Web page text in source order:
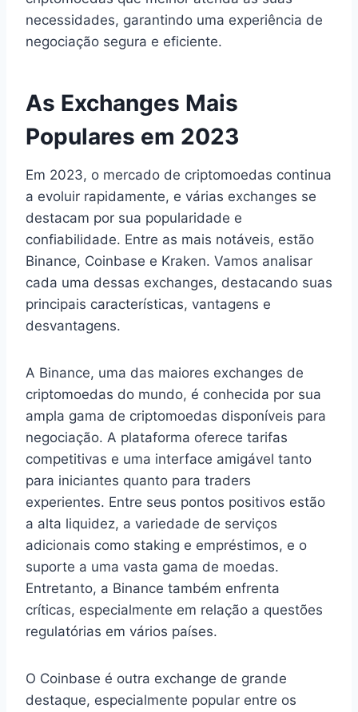
necessidades, garantindo uma experiência de
negociação segura e eficiente.
As Exchanges Mais
Populares em 2023
Em 2023, o mercado de criptomoedas continua
a evoluir rapidamente, e várias exchanges se
destacam por sua popularidade e
confiabilidade. Entre as mais notáveis, estão
Binance, Coinbase e Kraken. Vamos analisar
cada uma dessas exchanges, destacando suas
principais características, vantagens e
desvantagens.
A Binance, uma das maiores exchanges de
criptomoedas do mundo, é conhecida por sua
ampla gama de criptomoedas disponíveis para
negociação. A plataforma oferece tarifas
competitivas e uma interface amigável tanto
para iniciantes quanto para traders
experientes. Entre seus pontos positivos estão
a alta liquidez, a variedade de serviços
adicionais como staking e empréstimos, e o
suporte a uma vasta gama de moedas.
Entretanto, a Binance também enfrenta
críticas, especialmente em relação a questões
regulatórias em vários países.
O Coinbase é outra exchange de grande
destaque, especialmente popular entre os